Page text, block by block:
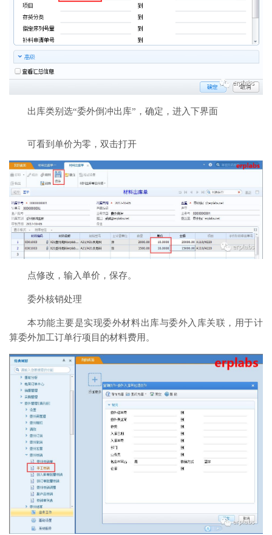
出库类别选“委外倒冲出库”，确定，进入下界面
可看到单价为零，双击打开
点修改，输入单价，保存。
委外核销处理
本功能主要是实现委外材料出库与委外入库关联，用于计
算委外加工订单行项目的材料费用。